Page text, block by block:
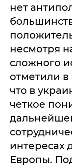
нет
несмотря
сложного
отметили
что в
четкое
интересах
Европы.